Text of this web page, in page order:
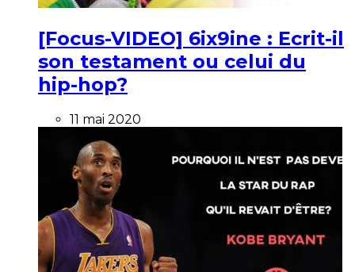
[Focus-VIDEO] 6ix9ine : Ecrit-il
son testament ou celui du
hip-hop?
11 mai 2020